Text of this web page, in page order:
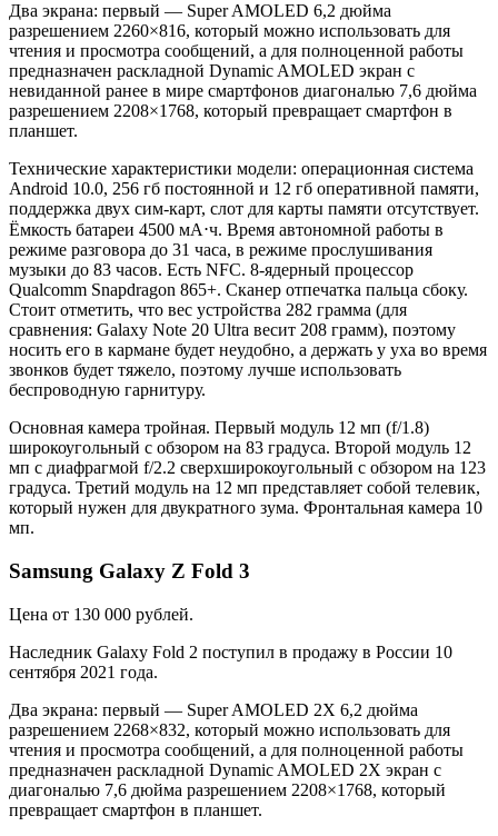
Два экрана: первый — Super AMOLED 6,2 дюйма
разрешением 2260×816, который можно использовать для
чтения и просмотра сообщений, а для полноценной работы
предназначен раскладной Dynamic AMOLED экран с
невиданной ранее в мире смартфонов диагональю 7,6 дюйма
разрешением 2208×1768, который превращает смартфон в
планшет.
Технические характеристики модели: операционная система
Android 10.0, 256 гб постоянной и 12 гб оперативной памяти,
поддержка двух сим-карт, слот для карты памяти отсутствует.
Ёмкость батареи 4500 мА⋅ч. Время автономной работы в
режиме разговора до 31 часа, в режиме прослушивания
музыки до 83 часов. Есть NFC. 8-ядерный процессор
Qualcomm Snapdragon 865+. Сканер отпечатка пальца сбоку.
Стоит отметить, что вес устройства 282 грамма (для
сравнения: Galaxy Note 20 Ultra весит 208 грамм), поэтому
носить его в кармане будет неудобно, а держать у уха во время
звонков будет тяжело, поэтому лучше использовать
беспроводную гарнитуру.
Основная камера тройная. Первый модуль 12 мп (f/1.8)
широкоугольный с обзором на 83 градуса. Второй модуль 12
мп с диафрагмой f/2.2 сверхширокоугольный с обзором на 123
градуса. Третий модуль на 12 мп представляет собой телевик,
который нужен для двукратного зума. Фронтальная камера 10
мп.
Samsung Galaxy Z Fold 3
Цена от 130 000 рублей.
Наследник Galaxy Fold 2 поступил в продажу в России 10
сентября 2021 года.
Два экрана: первый — Super AMOLED 2X 6,2 дюйма
разрешением 2268×832, который можно использовать для
чтения и просмотра сообщений, а для полноценной работы
предназначен раскладной Dynamic AMOLED 2X экран с
диагональю 7,6 дюйма разрешением 2208×1768, который
превращает смартфон в планшет.